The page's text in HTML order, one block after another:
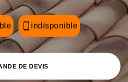
indisponible
DE DEVIS